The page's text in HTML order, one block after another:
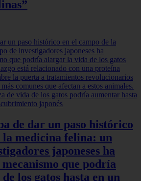
de dar un paso histórico
la medicina felina: un
japoneses ha
que podría
los gatos hasta en un